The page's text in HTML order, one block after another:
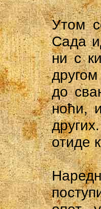
Утом
Сада
ни с
до
ноћи,
отиде